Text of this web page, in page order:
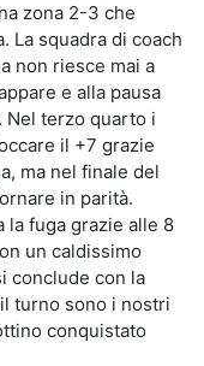
zona 2-3 che
La squadra di coach
non riesce mai a
e alla pausa
Nel terzo quarto i
il +7 grazie
ma nel finale del
in parità.
la fuga grazie alle 8
un caldissimo
conclude con la
turno sono i nostri
conquistato